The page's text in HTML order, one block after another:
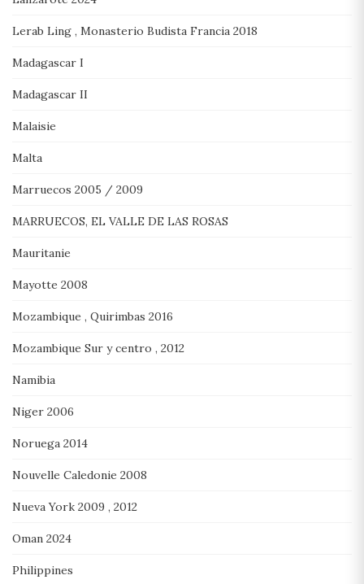
Lerab Ling , Monasterio Budista Francia 2018
Madagascar I
Madagascar II
Malaisie
Malta
Marruecos 2005 / 2009
MARRUECOS, EL VALLE DE LAS ROSAS
Mauritanie
Mayotte 2008
Mozambique , Quirimbas 2016
Mozambique Sur y centro , 2012
Namibia
Niger 2006
Noruega 2014
Nouvelle Caledonie 2008
Nueva York 2009 , 2012
Oman 2024
Philippines